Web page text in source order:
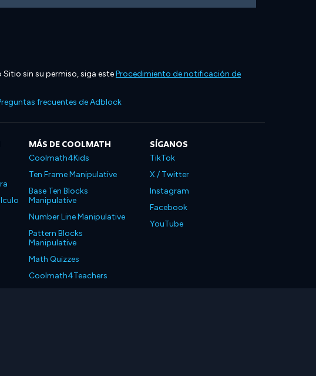
sin su permiso, siga esteProcedimiento de notificación de
frecuentes de Adblock
MÁS DE COOLMATH
Coolmath4Kids
Ten Frame Manipulative
Base Ten Blocks
Manipulative
Number Line Manipulative
Pattern Blocks
Manipulative
Math Quizzes
Coolmath4Teachers
SÍGANOS
TikTok
X / Twitter
Instagram
Facebook
YouTube